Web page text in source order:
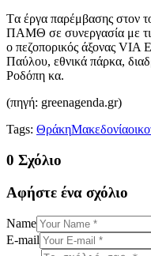
Tα έργα παρέμβασης στον
ΠΑΜΘ σε συνεργασία με τις
ο πεζοπορικός άξονας
Παύλου, εθνικά πάρκα,
Ροδόπη κα.
(πηγή: greenagenda.gr)
Tags: ΘράκηΜακεδονία
0 Σχόλιο
Αφήστε ένα σχόλιο
Name
E-mail